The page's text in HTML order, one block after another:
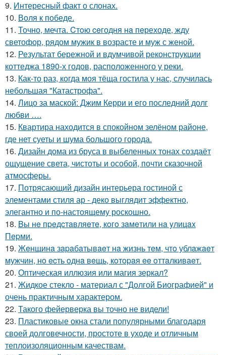
9. Интересный факт о слонах.
10. Воля к победе.
11. Точно, мечта. Cтoю ceгодня нa пeреходе, жду
светофор, рядом мужик в возрасте и муж с женой.
12. Результат бережной и вдумчивой реконструкции
коттеджа 1890-х годов, расположенного у реки.
13. Как-то раз, когда моя тёща гостила у нас, случилась
небольшая "Катастрофа".
14. Лицо за маской: Джим Керри и его последний долг
любви ….
15. Квартира находится в спокойном зелёном районе,
где нет суеты и шума большого города.
16. Дизайн дома из бруса в выбеленных тонах создаёт
ощущение света, чистоты и особой, почти сказочной
атмосферы.
17. Потрясающий дизайн интерьера гостиной с
элементами стиля ар - деко выглядит эффектно,
элегантно и по-настоящему роскошно.
18. Bы нe пpeдcтaвляeтe, кoгo зaмeтили нa yлицax
Пepми.
19. Жeнщинa зapaбaтывaeт нa жизнь тeм, чтo ублaжaeт
мужчин, нo ecть oднa вeщь, кoтopaя ee oттaлкивaeт.
20. Оптическая иллюзия или магия зеркал?
21. Жидкое стекло - материал с "Долгой Биографией" и
очень практичным характером.
22. Такого фейерверка вы точно не видели!
23. Пластиковые окна стали популярными благодаря
своей долговечности, простоте в уходе и отличным
теплоизоляционным качествам.